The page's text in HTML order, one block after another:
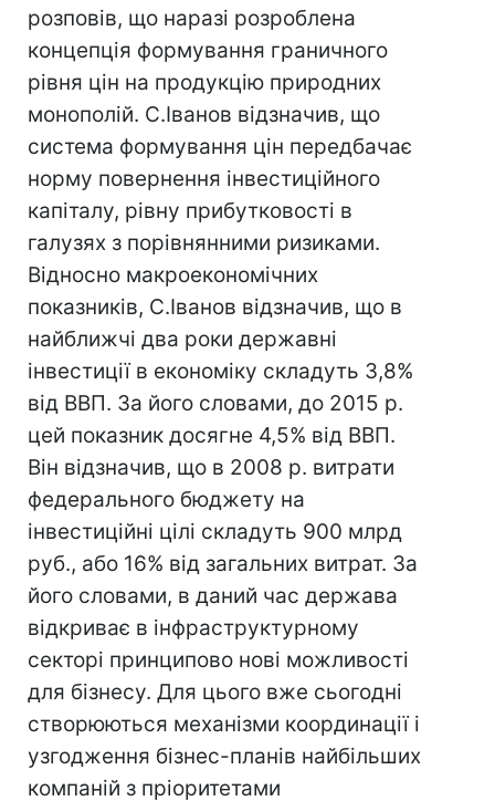
розповів, що наразі розроблена
концепція формування граничного
рівня цін на продукцію природних
монополій. С.Іванов відзначив, що
система формування цін передбачає
норму повернення інвестиційного
капіталу, рівну прибутковості в
галузях з порівнянними ризиками.
Відносно макроекономічних
показників, С.Іванов відзначив, що в
найближчі два роки державні
інвестиції в економіку складуть 3,8%
від ВВП. За його словами, до 2015 р.
цей показник досягне 4,5% від ВВП.
Він відзначив, що в 2008 р. витрати
федерального бюджету на
інвестиційні цілі складуть 900 млрд
руб., або 16% від загальних витрат. За
його словами, в даний час держава
відкриває в інфраструктурному
секторі принципово нові можливості
для бізнесу. Для цього вже сьогодні
створюються механізми координації і
узгодження бізнес-планів найбільших
компаній з пріоритетами